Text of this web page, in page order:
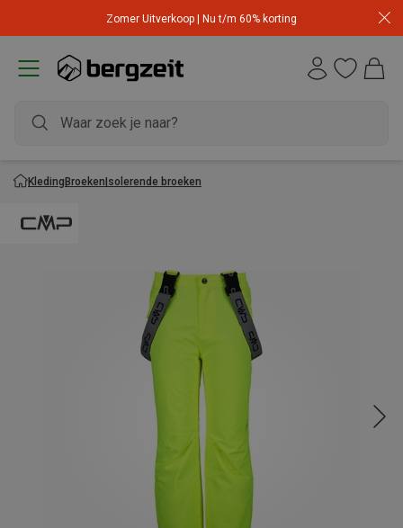
Zomer Uitverkoop | Nu t/m 60% korting
KledingBroekenIsolerende broeken